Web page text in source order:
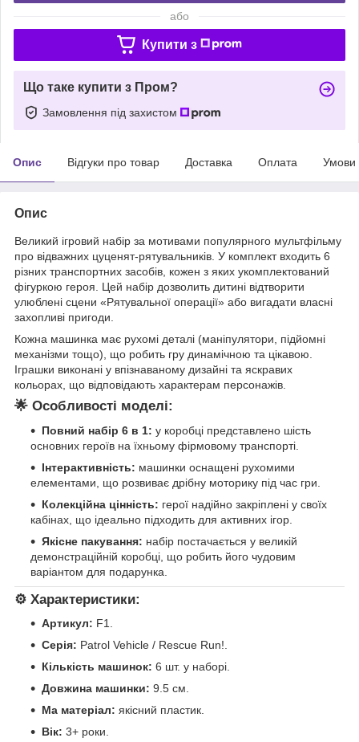
або
Купити з
Що таке купити з Пром?
Замовлення під захистом
Опис Відгуки про товар Доставка Оплата Умови
Опис
Великий ігровий набір за мотивами популярного мультфільму
про відважних цуценят-рятувальників. У комплект входить 6
різних транспортних засобів, кожен з яких укомплектований
фігуркою героя. Цей набір дозволить дитині відтворити
улюблені сцени «Рятувальної операції» або вигадати власні
захопливі пригоди.
Кожна машинка має рухомі деталі (маніпулятори, підйомні
механізми тощо), що робить гру динамічною та цікавою.
Іграшки виконані у впізнаваному дизайні та яскравих
кольорах, що відповідають характерам персонажів.
🌟 Особливості моделі:
Повний набір 6 в 1: у коробці представлено шість
основних героїв на їхньому фірмовому транспорті.
Інтерактивність: машинки оснащені рухомими
елементами, що розвиває дрібну моторику під час гри.
Колекційна цінність: герої надійно закріплені у своїх
кабінах, що ідеально підходить для активних ігор.
Якісне пакування: набір постачається у великій
демонстраційній коробці, що робить його чудовим
варіантом для подарунка.
⚙️ Характеристики:
Артикул: F1.
Серія: Patrol Vehicle / Rescue Run!.
Кількість машинок: 6 шт. у наборі.
Довжина машинки: 9.5 см.
Ма матеріал: якісний пластик.
Вік: 3+ роки.